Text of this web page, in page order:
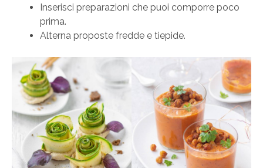
Inserisci preparazioni che puoi comporre poco
prima.
Alterna proposte fredde e tiepide.